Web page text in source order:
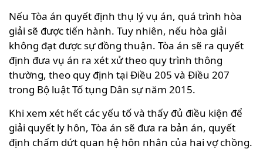
Nếu Tòa án quyết định thụ lý vụ án, quá trình hòa
giải sẽ được tiến hành. Tuy nhiên, nếu hòa giải
không đạt được sự đồng thuận. Tòa án sẽ ra quyết
định đưa vụ án ra xét xử theo quy trình thông
thường, theo quy định tại Điều 205 và Điều 207
trong Bộ luật Tố tụng Dân sự năm 2015.
Khi xem xét hết các yếu tố và thấy đủ điều kiện để
giải quyết ly hôn, Tòa án sẽ đưa ra bản án, quyết
định chấm dứt quan hệ hôn nhân của hai vợ chồng.